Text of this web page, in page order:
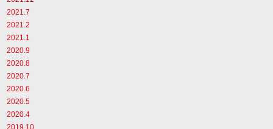
2021.7
2021.2
2021.1
2020.9
2020.8
2020.7
2020.6
2020.5
2020.4
2019.10